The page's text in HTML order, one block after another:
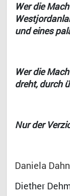
Wer die
und eines
Wer die
dreht, durch
Nur der
Daniela Dahn
Diether